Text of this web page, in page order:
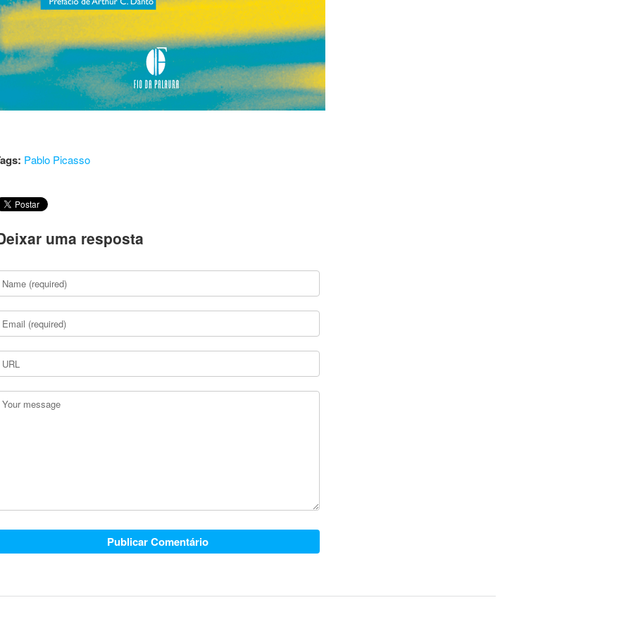
Pablo Picasso
uma resposta